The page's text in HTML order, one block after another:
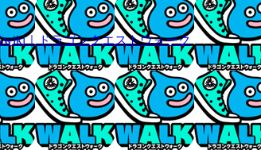
｜ドラゴンクエストウォーク